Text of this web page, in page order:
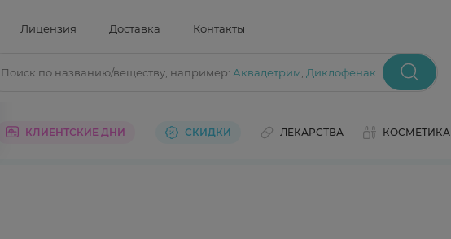
Лицензия Доставка Контакты
Поиск по названию/веществу, например: Аквадетрим Диклофенак
КЛИЕНТСКИЕ ДНИ СКИДКИ ЛЕКАРСТВА КОСМЕТИКА